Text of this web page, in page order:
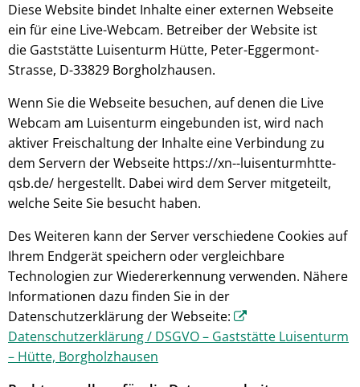
Diese Website bindet Inhalte einer externen Webseite
ein für eine Live-Webcam. Betreiber der Website ist
die Gaststätte Luisenturm Hütte, Peter-Eggermont-
Strasse, D-33829 Borgholzhausen.
Wenn Sie die Webseite besuchen, auf denen die Live
Webcam am Luisenturm eingebunden ist, wird nach
aktiver Freischaltung der Inhalte eine Verbindung zu
dem Servern der Webseite https://xn--luisenturmhtte-
qsb.de/ hergestellt. Dabei wird dem Server mitgeteilt,
welche Seite Sie besucht haben.
Des Weiteren kann der Server verschiedene Cookies auf
Ihrem Endgerät speichern oder vergleichbare
Technologien zur Wiedererkennung verwenden. Nähere
Informationen dazu finden Sie in der
Datenschutzerklärung der Webseite:
Datenschutzerklärung / DSGVO – Gaststätte Luisenturm
– Hütte, Borgholzhausen